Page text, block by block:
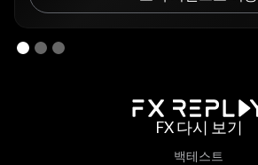
FX 다시 보기
백테스트